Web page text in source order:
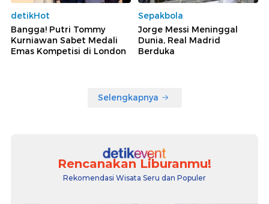
detikHot
Bangga! Putri Tommy
Kurniawan Sabet Medali
Emas Kompetisi di London
Sepakbola
Jorge Messi Meninggal
Dunia, Real Madrid
Berduka
Selengkapnya
Rencanakan Liburanmu!
Rekomendasi Wisata Seru dan Populer